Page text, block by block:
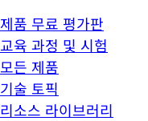
제품 무료 평가판
교육 과정 및 시험
모든 제품
기술 토픽
리소스 라이브러리